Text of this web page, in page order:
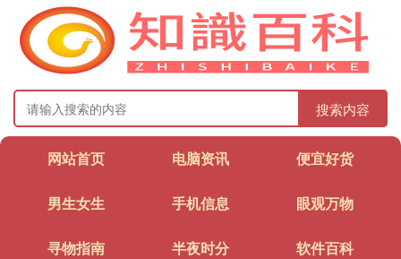
搜索内容
网站首页 电脑资讯 便宜好货
男生女生 手机信息 眼观万物
寻物指南 半夜时分 软件百科